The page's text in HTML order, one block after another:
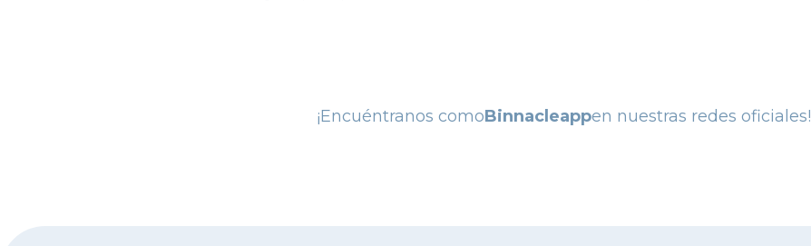
¡Encuéntranos comoBinnacleappen nuestras redes oficiales!